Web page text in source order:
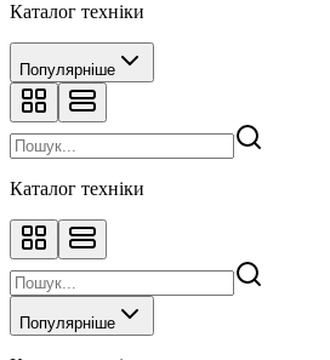
Каталог техніки
Популярніше
Каталог техніки
Популярніше